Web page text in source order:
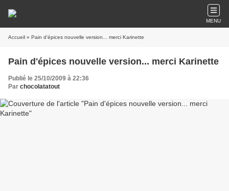
MENU
Accueil » Pain d'épices nouvelle version... merci Karinette
Pain d'épices nouvelle version... merci Karinette
Publié le 25/10/2009 à 22:36
Par chocolatatout